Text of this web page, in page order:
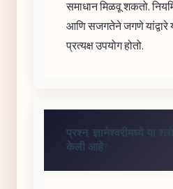
समाधान मिळवू शकतो.
आणि सजगतेने जगणे यांद्वारे
प्रत्यक्ष उपयोग होतो.
प्रश्न: ज्ञानेश्वरीमध्ये या
केली आहे?